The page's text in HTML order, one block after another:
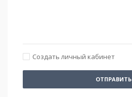
Создать личный кабинет
ОТПРАВИТЬ